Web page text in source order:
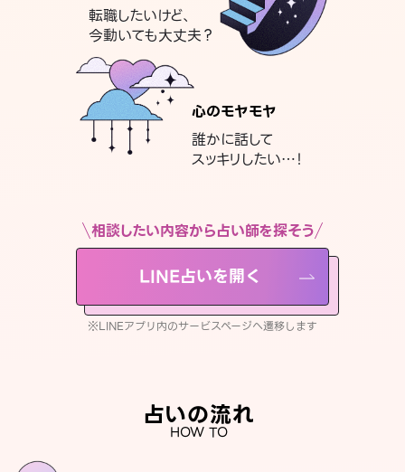
転職したいけど、
今動いても大丈夫？
心のモヤモヤ
誰かに話して
スッキリしたい…！
相談したい内容から占い師を探そう
LINE占いを開く
※LINEアプリ内のサービスページへ遷移します
占いの流れ
HOW TO